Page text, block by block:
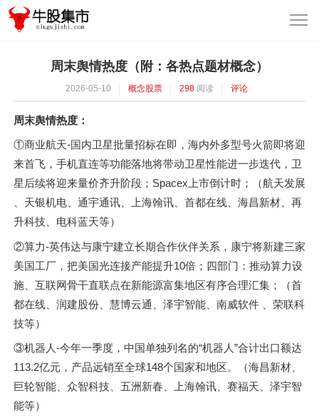
周末舆情热度（附：各热点题材概念）
2026-05-10 概念股票 298阅读 评论
周末舆情热度：
①商业航天-国内卫星批量招标在即，海内外多型号火箭即将迎
来首飞，手机直连等功能落地将带动卫星性能进一步迭代，卫
星后续将迎来量价齐升阶段；Spacex上市倒计时；（航天发展
、天银机电、通宇通讯、上海翰讯、首都在线、海昌新材、再
升科技、电科蓝天等）
②算力-英伟达与康宁建立长期合作伙伴关系，康宁将新建三家
美国工厂，把美国光连接产能提升10倍；四部门：推动算力设
施、互联网骨干直联点在新能源富集地区有序合理汇集；（首
都在线、润建股份、慧博云通、泽宇智能、南威软件 、荣联科
技等）
③机器人-今年一季度，中国单独列名的“机器人”合计出口额达
113.2亿元，产品远销至全球148个国家和地区。（海昌新材、
巨轮智能、众智科技、五洲新春、上海翰讯、赛福天、泽宇智
能等）